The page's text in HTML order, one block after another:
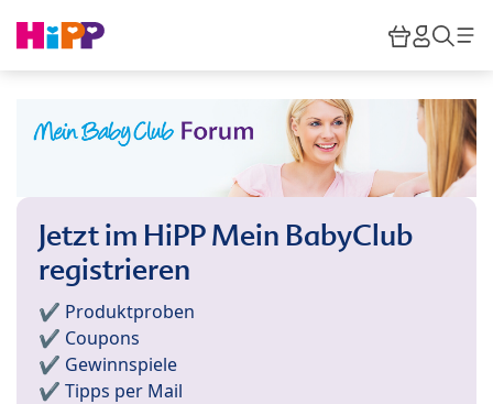
HiPP
Jetzt im HiPP Mein BabyClub
registrieren
✔️ Produktproben
✔️ Coupons
✔️ Gewinnspiele
✔️ Tipps per Mail